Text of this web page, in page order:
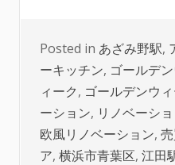
Posted in あざみ野駅,
ーキッチン, ゴールデ
ィーク, ゴールデンウ
ーション, リノベーシ
欧風リノベーション,
ア, 横浜市青葉区, 江田